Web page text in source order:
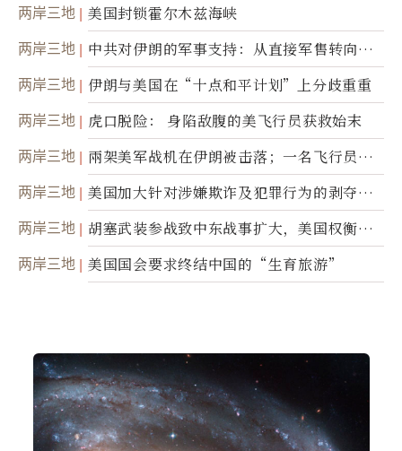
两岸三地 美国封锁霍尔木兹海峡
两岸三地
中共对伊朗的军事支持：从直接军售转向间
接技术转让
两岸三地 伊朗与美国在“十点和平计划”上分歧重重
两岸三地 虎口脱险： 身陷敌腹的美飞行员获救始末
两岸三地
兩架美军战机在伊朗被击落；一名飞行员失
踪
两岸三地
美国加大针对涉嫌欺诈及犯罪行为的剥夺公
民权力度
两岸三地
胡塞武装参战致中东战事扩大，美国权衡地
面入侵的可能性
两岸三地 美国国会要求终结中国的“生育旅游”